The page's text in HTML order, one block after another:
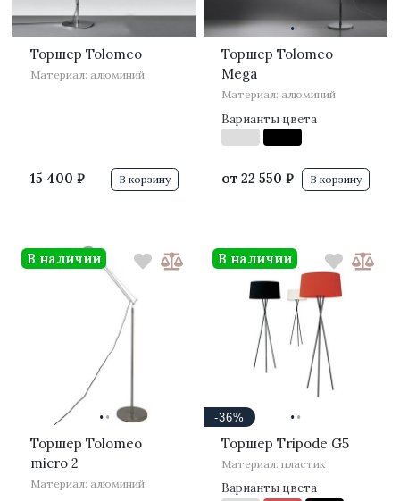
Торшер Tolomeo
Материал: алюминий
15 400 ₽ В корзину
··
Торшер Tolomeo
Mega
Материал: алюминий
Варианты цвета
от 22 550 ₽ В корзину
··
Торшер Tolomeo
micro 2
Материал: алюминий
В наличии
··
-36%
Торшер Tripode G5
Материал: пластик
Варианты цвета
В наличии